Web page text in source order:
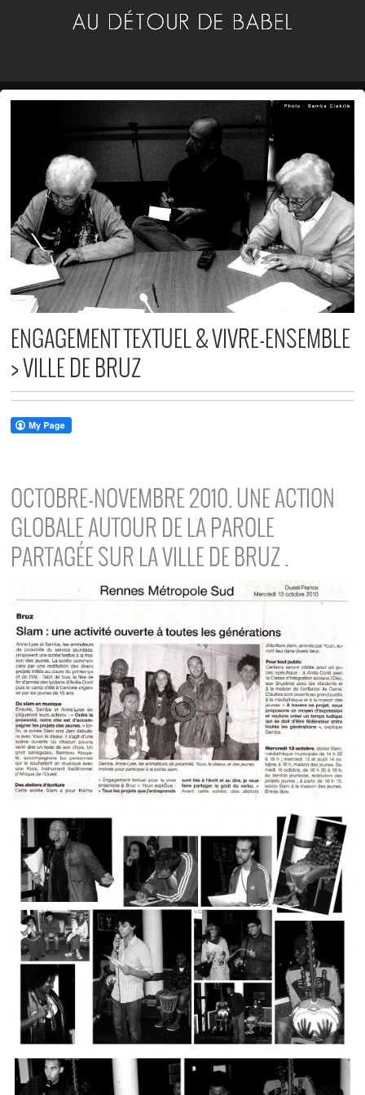
ENGAGEMENT TEXTUEL & VIVRE-ENSEMBLE
> VILLE DE BRUZ
OCTOBRE-NOVEMBRE 2010. UNE ACTION
GLOBALE AUTOUR DE LA PAROLE
PARTAGÉE SUR LA VILLE DE BRUZ .